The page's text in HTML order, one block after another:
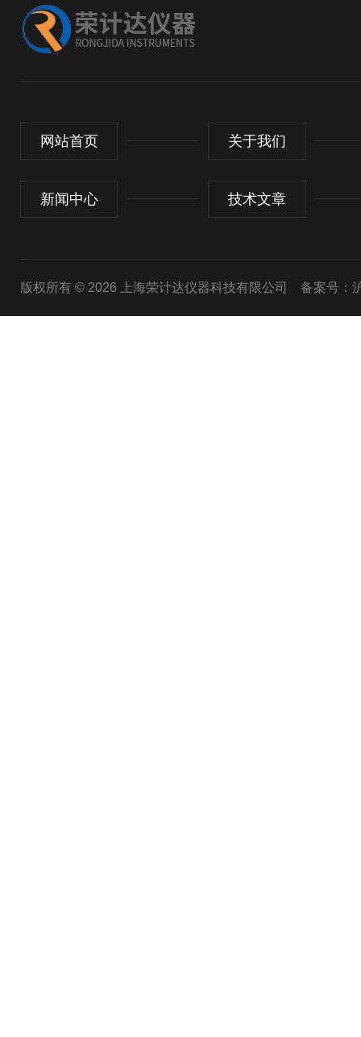
网站首页 关于我们
新闻中心 技术文章
版权所有 © 2026 上海荣计达仪器科技有限公司 备案号：